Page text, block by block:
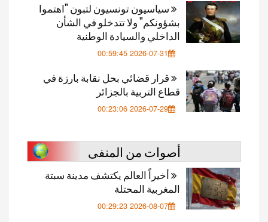
سياسيون تونسيون لتبون "اهتموا
بشؤونكم" ولا تتدخلو في الشأن
الداخلي والسيادة الوطنية
2026-07-31 00:59:45
قرار قضائي بحل نقابة بارزة في
قطاع التربية بالجزائر
2026-07-29 00:23:06
أصوات من المنفى
أخيراً العالم يكتشف مدينة سبتة
المغربية المحتلة
2026-08-07 00:29:23